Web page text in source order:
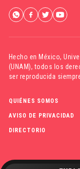
Hecho en México,
(UNAM), todos los
ser reproducida
QUIÉNES SOMOS
AVISO DE PRIVACIDAD
DIRECTORIO